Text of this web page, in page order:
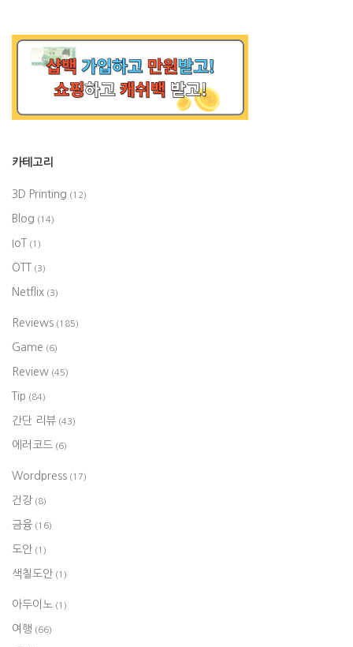
카테고리
3D Printing (12)
Blog (14)
IoT (1)
OTT (3)
Netflix (3)
Reviews (185)
Game (6)
Review (45)
Tip (84)
간단 리뷰 (43)
에러코드 (6)
Wordpress (17)
건강 (8)
금융 (16)
도안 (1)
색칠도안 (1)
아두이노 (1)
여행 (66)